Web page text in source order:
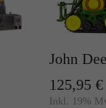
John
125,95 €
Inkl. 19%